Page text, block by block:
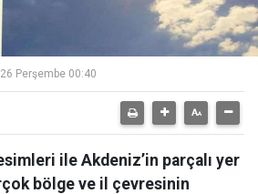
Perşembe 00:40
ile Akdeniz’in parçalı yer
bölge ve il çevresinin